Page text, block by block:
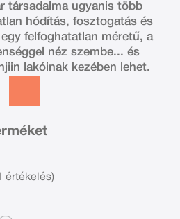
társadalma ugyanis több
hódítás, fosztogatás és
felfoghatatlan méretű, a
néz szembe... és
lakóinak kezében lehet.
értékelés)